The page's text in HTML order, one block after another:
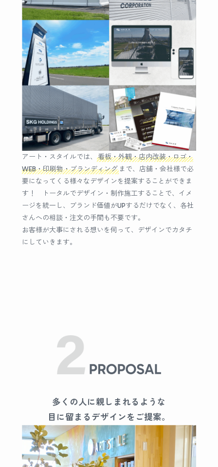
アート・スタイルでは、
看板・外観・店内改装・ロゴ・
WEB・印刷物・ブランディングまで、店舗・会社様で必
要になってくる様々なデザインを提案することができま
す！ トータルでデザイン・制作施工することで、イメ
ージを統一し、ブランド価値がUPするだけでなく、各社
さんへの相談・注文の手間も不要です。
お客様が大事にされる想いを伺って、デザインでカタチ
にしていきます。
多くの人に親しまれるような
目に留まるデザインをご提案。